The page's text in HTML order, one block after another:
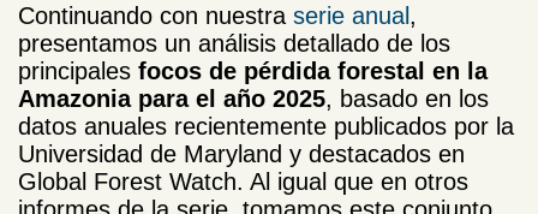
Continuando con nuestra serie anual,
presentamos un análisis detallado de los
principales focos de pérdida forestal en la
Amazonia para el año 2025, basado en los
datos anuales recientemente publicados por la
Universidad de Maryland y destacados en
Global Forest Watch. Al igual que en otros
informes de la serie, tomamos este conjunto